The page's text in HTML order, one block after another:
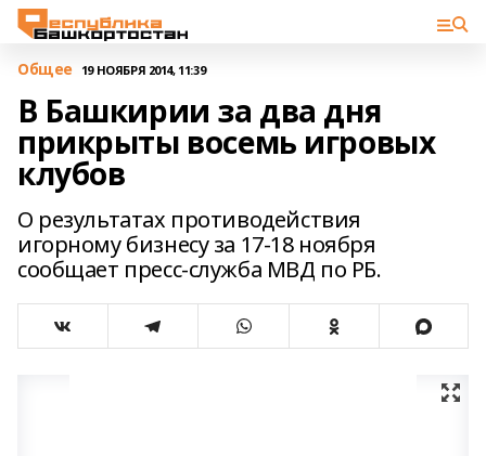
Общее 19 НОЯБРЯ 2014, 11:39
В Башкирии за два дня
прикрыты восемь игровых
клубов
О результатах противодействия
игорному бизнесу за 17-18 ноября
сообщает пресс-служба МВД по РБ.